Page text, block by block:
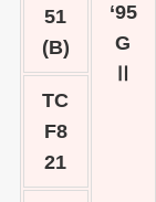
‘95
G
51
(B)
TC
F8
21